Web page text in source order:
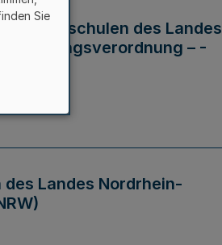
Hochschulen des Landes
– -
Landes Nordrhein-
Sie